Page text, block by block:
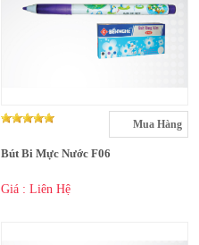
Mua Hàng
Bút Bi Mực Nước F06
Giá : Liên Hệ